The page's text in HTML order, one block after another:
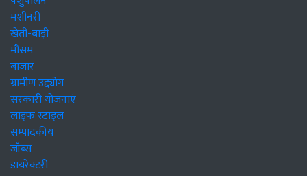
मशीनरी
खेती-बाड़ी
मौसम
बाजार
ग्रामीण उद्द्योग
सरकारी योजनाएं
लाइफ स्टाइल
सम्पादकीय
जॉब्स
डायरेक्टरी